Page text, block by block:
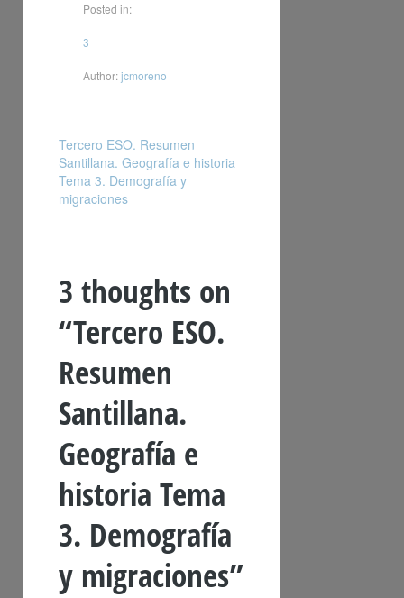
Posted in:
3
Author:jcmoreno
Tercero ESO. Resumen
Santillana. Geografía e historia
Tema 3. Demografía y
migraciones
3 thoughts on
“Tercero ESO.
Resumen
Santillana.
Geografía e
historia Tema
3. Demografía
y migraciones”